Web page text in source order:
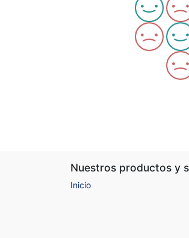
Nuestros productos y
Inicio